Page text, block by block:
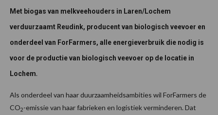
Met biogas van melkveehouders in Laren/Lochem
verduurzaamt Reudink, producent van biologisch veevoer en
onderdeel van ForFarmers, alle energieverbruik die nodig is
voor de productie van biologisch veevoer op de locatie in
Lochem.
Als onderdeel van haar duurzaamheidsambities wil ForFarmers de
CO2-emissie van haar fabrieken en logistiek verminderen. Dat